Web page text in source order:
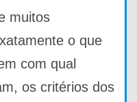
muitos
o que
com qual
os critérios dos